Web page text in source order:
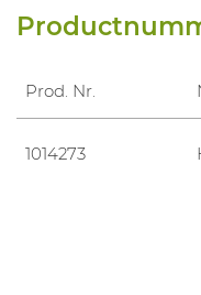
Prod. Nr.
1014273